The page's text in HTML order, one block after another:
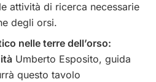
attività di ricerca necessarie
degli orsi.
nelle terre dell’orso:
Umberto Esposito, guida
questo tavolo